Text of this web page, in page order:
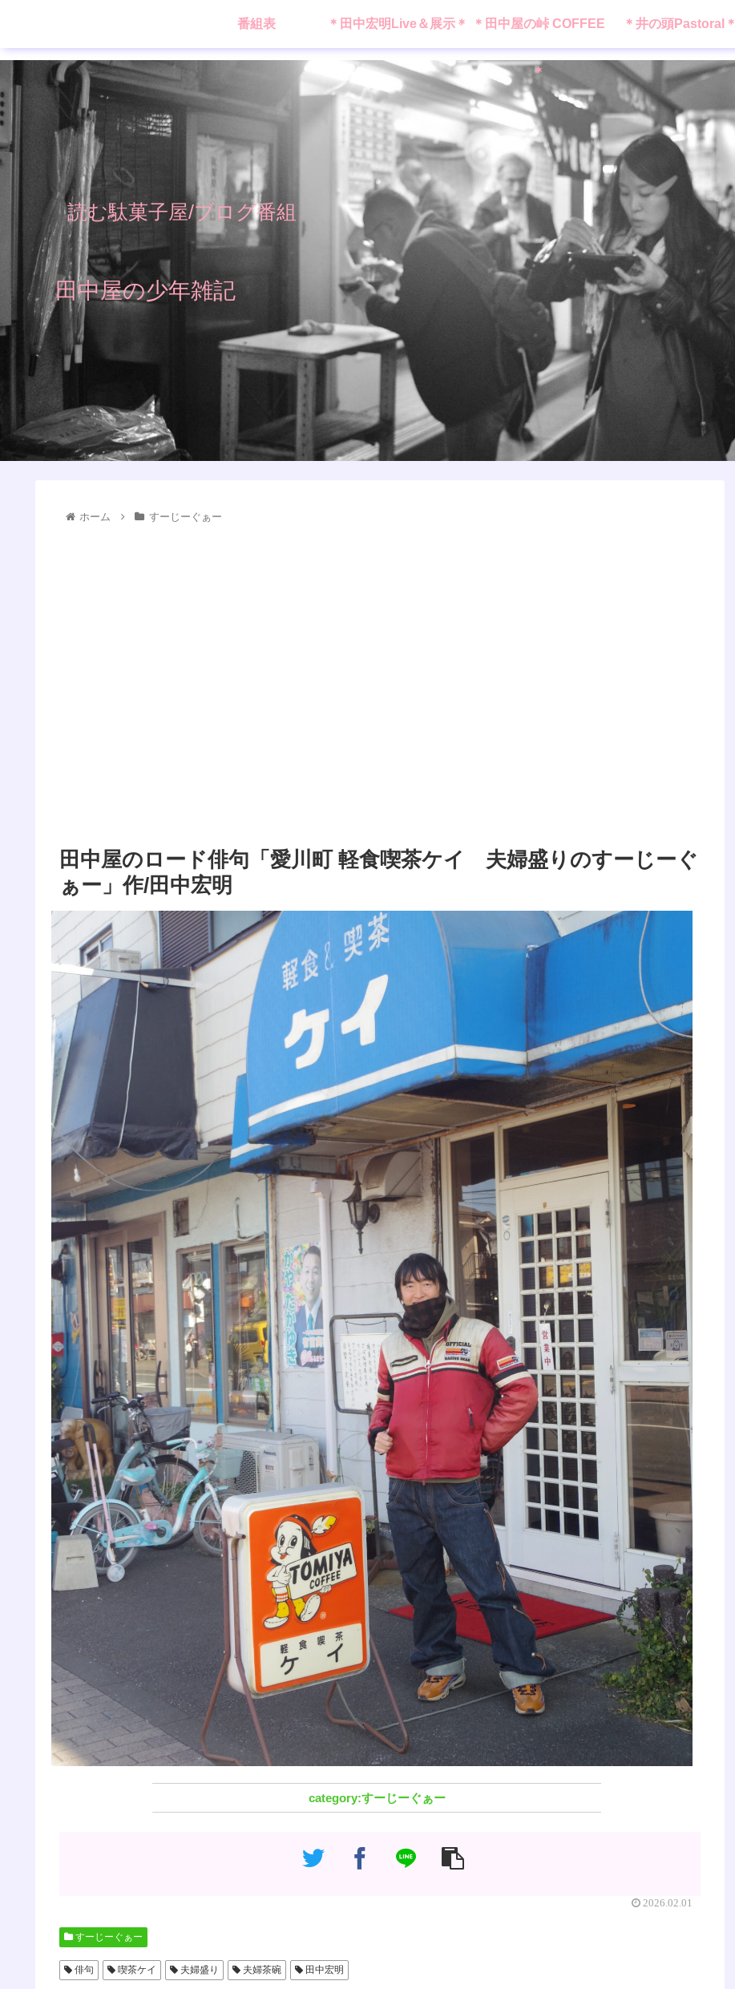
読む駄菓子屋/ブログ番組
田中屋の少年雑記
番組表 ＊田中宏明Live＆展示＊ ＊田中屋の峠 COFFEE
＊
＊井の頭Pastoral＊
ホーム すーじーぐぁー
田中屋のロード俳句「愛川町 軽食喫茶ケイ 夫婦盛りのすーじーぐ
ぁー」作/田中宏明
すーじーぐぁー
2026.02.01
すーじーぐぁー
俳句 喫茶ケイ 夫婦盛り 夫婦茶碗 田中宏明